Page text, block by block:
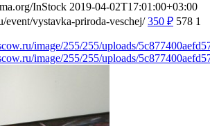
InStock 2019-04-02T17:01:00+03:00
event/vystavka-priroda-veschej/ 350 ₽ 578 1
image/255/255/uploads/
image/255/255/uploads/